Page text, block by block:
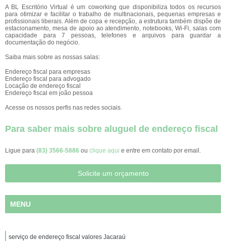
A BL Escritório Virtual é um coworking que disponibiliza todos os recursos
para otimizar e facilitar o trabalho de multinacionais, pequenas empresas e
profissionais liberais. Além de copa e recepção, a estrutura também dispõe de
estacionamento, mesa de apoio ao atendimento, notebooks, Wi-Fi, salas com
capacidade para 7 pessoas, telefones e arquivos para guardar a
documentação do negócio.
Saiba mais sobre as nossas salas:
Endereço fiscal para empresas
Endereço fiscal para advogado
Locação de endereço fiscal
Endereço fiscal em joão pessoa
Acesse os nossos perfis nas redes sociais.
Para saber mais sobre aluguel de endereço fiscal
Ligue para (83) 3566-5886 ou clique aqui e entre em contato por email.
Solicite um orçamento
MENU
serviço de endereço fiscal valores Jacaraú